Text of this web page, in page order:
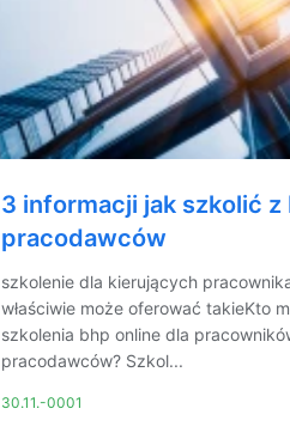
3 informacji jak szkolić z
pracodawców
szkolenie dla kierujących
właściwie może oferować takieKto
szkolenia bhp online dla
pracodawców? Szkol...
30.11.-0001